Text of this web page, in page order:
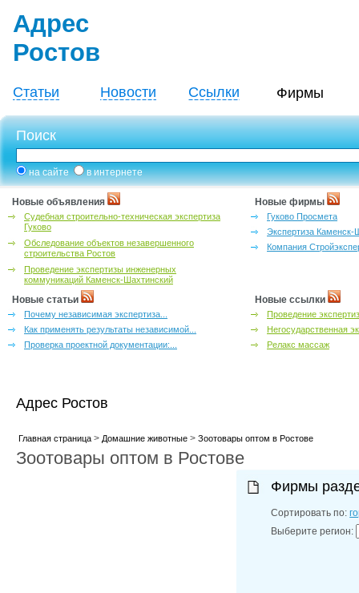
Адрес
Ростов
Статьи Новости Ссылки Фирмы
Поиск
на сайте в интернете
Новые объявления
Судебная строительно-техническая экспертиза
Гуково
Обследование объектов незавершенного
строительства Ростов
Проведение экспертизы инженерных
коммуникаций Каменск-Шахтинский
Новые фирмы
Гуково Просмета
Экспертиза Каменск-
Компания
Новые статьи
Почему независимая экспертиза...
Как применять результаты независимой...
Проверка проектной документации:...
Новые ссылки
Проведение
Негосударственная
Релакс массаж
Адрес Ростов
Главная страница> Домашние животные> Зоотовары оптом в Ростове
Зоотовары оптом в Ростове
Фирмы
Сортировать по:
Выберите регион: